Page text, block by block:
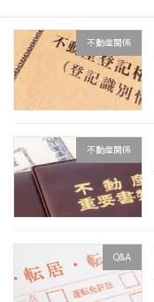
不動産関係
不動産関係
Q&A